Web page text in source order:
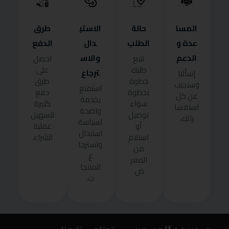
المسا
عدة و
الدعم
إسألنا
وسنجيب
عن كل
استفسا
راتك.
حالة
الطلب
تتبع
طلبك
خطوة
بخطوة
سواء
توصيل
أو
استلام
من
المعر
ض.
الاستب
دال
والاس
ترجاع
استمتع
بخدمة
واضحة
لسياسة
استبدال
واسترجا
ع
المنتجا
ت.
طرق
الدفع
احصل
على
طرق
دفع
كثيرة
لتسهيل
عملية
الشراء.